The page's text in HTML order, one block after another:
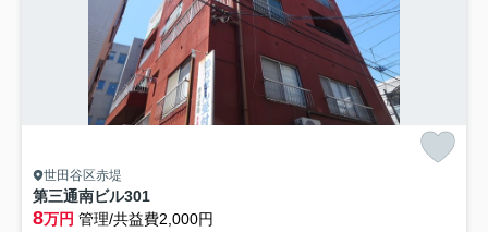
世田谷区赤堤
第三通南ビル301
8万円 管理/共益費2,000円